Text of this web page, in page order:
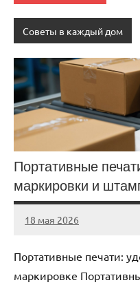
Советы в каждый дом
Портативные
маркировки и
18 мая 2026
Avtor
Нет
Портативные печати:
маркировке